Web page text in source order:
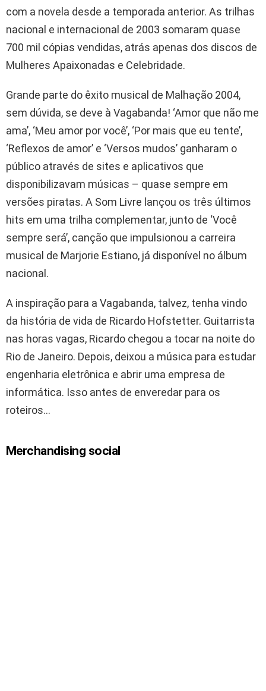
com a novela desde a temporada anterior. As trilhas
nacional e internacional de 2003 somaram quase
700 mil cópias vendidas, atrás apenas dos discos de
Mulheres Apaixonadas e Celebridade.
Grande parte do êxito musical de Malhação 2004,
sem dúvida, se deve à Vagabanda! ‘Amor que não me
ama’, ‘Meu amor por você’, ‘Por mais que eu tente’,
‘Reflexos de amor’ e ‘Versos mudos’ ganharam o
público através de sites e aplicativos que
disponibilizavam músicas – quase sempre em
versões piratas. A Som Livre lançou os três últimos
hits em uma trilha complementar, junto de ‘Você
sempre será’, canção que impulsionou a carreira
musical de Marjorie Estiano, já disponível no álbum
nacional.
A inspiração para a Vagabanda, talvez, tenha vindo
da história de vida de Ricardo Hofstetter. Guitarrista
nas horas vagas, Ricardo chegou a tocar na noite do
Rio de Janeiro. Depois, deixou a música para estudar
engenharia eletrônica e abrir uma empresa de
informática. Isso antes de enveredar para os
roteiros…
Merchandising social